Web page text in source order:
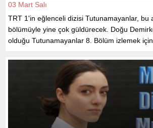
03 Mart Salı
TRT 1'in eğlenceli dizisi Tutunamayanlar, bu
bölümüyle yine çok güldürecek. Doğu
olduğu Tutunamayanlar 8. Bölüm izlemek için